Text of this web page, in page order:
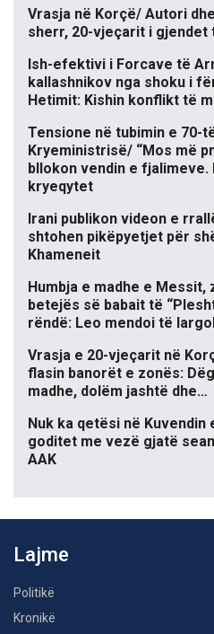
Vrasja në Korçë/ Autori
sherr, 20-vjeçarit i gjendet
Ish-efektivi i Forcave të
kallashnikov nga shoku i
Hetimit: Kishin konflikt të
Tensione në tubimin e 70-
Kryeministrisë/ “Mos më
bllokon vendin e fjalimeve.
kryeqytet
Irani publikon videon e
shtohen pikëpyetjet për
Khameneit
Humbja e madhe e Messit,
betejës së babait të
rëndë: Leo mendoi të
Vrasja e 20-vjeçarit në
flasin banorët e zonës:
madhe, dolëm jashtë dhe…
Nuk ka qetësi në Kuvendin
goditet me vezë gjatë
AAK
Lajme
Politikë
Kronikë